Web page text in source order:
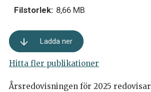
Filstorlek: 8,66 MB
Ladda ner
Hitta fler publikationer
Årsredovisningen för 2025 redovisar